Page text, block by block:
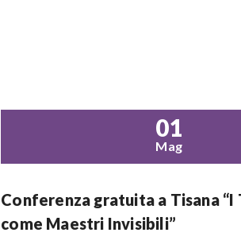
01
Mag
Conferenza gratuita a Tisana “I
come Maestri Invisibili”